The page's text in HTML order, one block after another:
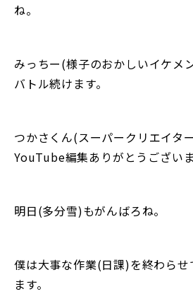
ね。
みっちー(様子のおかしいイケメ
バトル続けます。
つかさくん(スーパークリエイタ
YouTube編集ありがとうございま
明日(多分雪)もがんばろね。
僕は大事な作業(日課)を終わら
ます。